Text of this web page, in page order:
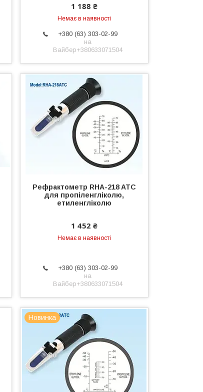
1 188 ₴
Немає в наявності
+380 (63) 303-02-99
на
Вайбер+380633071504
Рефрактометр RHA-218 ATC
для пропіленгліколю,
етиленгліколю
1 452 ₴
Немає в наявності
+380 (63) 303-02-99
на
Вайбер+380633071504
Новинка